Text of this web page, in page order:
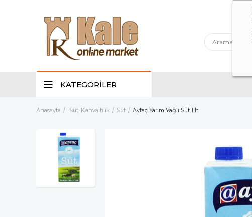
KATEGORİLER
Anasayfa Süt, Kahvaltılık Süt Aytaç Yarım Yağlı Süt 1 lt